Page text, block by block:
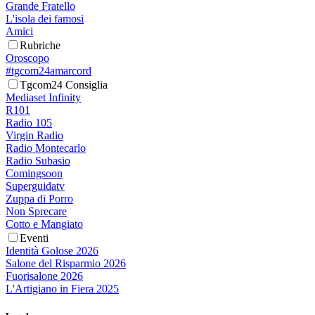
Grande Fratello
L'isola dei famosi
Amici
Rubriche
Oroscopo
#tgcom24amarcord
Tgcom24 Consiglia
Mediaset Infinity
R101
Radio 105
Virgin Radio
Radio Montecarlo
Radio Subasio
Comingsoon
Superguidatv
Zuppa di Porro
Non Sprecare
Cotto e Mangiato
Eventi
Identità Golose 2026
Salone del Risparmio 2026
Fuorisalone 2026
L'Artigiano in Fiera 2025